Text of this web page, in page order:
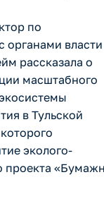
по
органами власти
рассказала о
масштабного
в Тульской
эколого-
проекта